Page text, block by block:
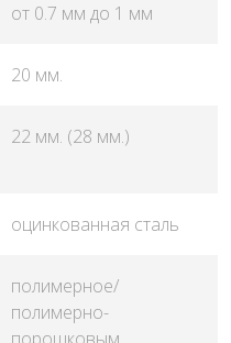
от 0.7 мм до 1 мм
20 мм.
22 мм. (28 мм.)
оцинкованная сталь
полимерное/
полимерно-